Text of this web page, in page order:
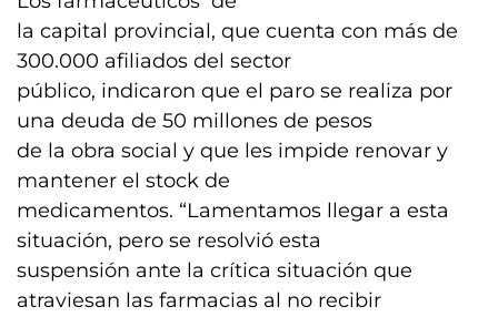
la capital provincial, que cuenta con más de
300.000 afiliados del sector
público, indicaron que el paro se realiza por
una deuda de 50 millones de pesos
de la obra social y que les impide renovar y
mantener el stock de
medicamentos. “Lamentamos llegar a esta
situación, pero se resolvió esta
suspensión ante la crítica situación que
atraviesan las farmacias al no recibir